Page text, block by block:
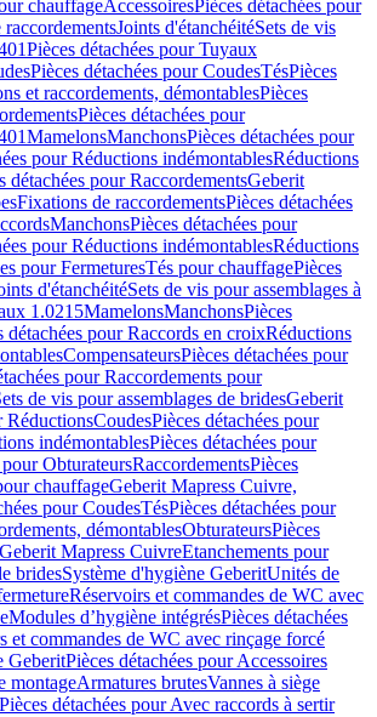
chauffageAccessoiresPièces détachées pour
Joints d'étanchéitéSets de vis
Pièces détachées pour Tuyaux
Pièces détachées pour CoudesTésPièces
et raccordements, démontablesPièces
Pièces détachées pour
MamelonsManchonsPièces détachées pour
pour Réductions indémontablesRéductions
détachées pour RaccordementsGeberit
Fixations de raccordementsPièces détachées
ManchonsPièces détachées pour
pour Réductions indémontablesRéductions
pour FermeturesTés pour chauffagePièces
d'étanchéitéSets de vis pour assemblages à
1.0215MamelonsManchonsPièces
détachées pour Raccords en croixRéductions
CompensateursPièces détachées pour
pour Raccordements pour
de vis pour assemblages de bridesGeberit
RéductionsCoudesPièces détachées pour
indémontablesPièces détachées pour
pour ObturateursRaccordementsPièces
chauffageGeberit Mapress Cuivre,
pour CoudesTésPièces détachées pour
démontablesObturateursPièces
Mapress CuivreEtanchements pour
bridesSystème d'hygiène GeberitUnités de
Réservoirs et commandes de WC avec
Modules d’hygiène intégrésPièces détachées
et commandes de WC avec rinçage forcé
GeberitPièces détachées pour Accessoires
montageArmatures brutesVannes à siège
Pièces détachées pour Avec raccords à sertir